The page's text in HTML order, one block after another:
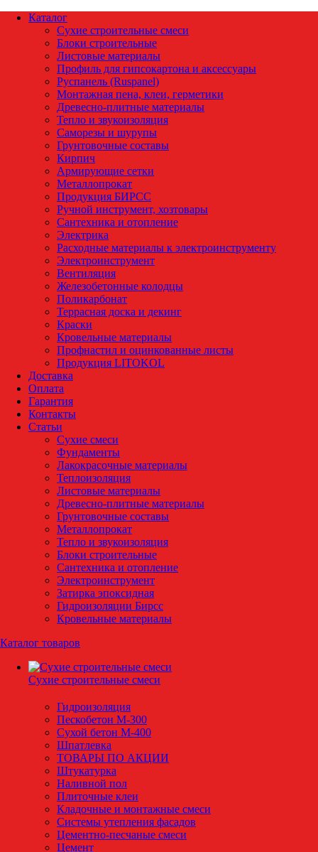
Каталог
Сухие строительные смеси
Блоки строительные
Листовые материалы
Профиль для гипсокартона и аксессуары
Руспанель (Ruspanel)
Монтажная пена, клеи, герметики
Древесно-плитные материалы
Тепло и звукоизоляция
Саморезы и шурупы
Грунтовочные составы
Кирпич
Армирующие сетки
Металлопрокат
Продукция БИРСС
Ручной инструмент, хозтовары
Сантехника и отопление
Электрика
Расходные материалы к электроинструменту
Электроинструмент
Вентиляция
Железобетонные колодцы
Поликарбонат
Террасная доска и декинг
Краски
Кровельные материалы
Профнастил и оцинкованные листы
Продукция LITOKOL
Доставка
Оплата
Гарантия
Контакты
Статьи
Сухие смеси
Фундаменты
Лакокрасочные материалы
Теплоизоляция
Листовые материалы
Древесно-плитные материалы
Грунтовочные составы
Металлопрокат
Тепло и звукоизоляция
Блоки строительные
Сантехника и отопление
Электроинструмент
Затирка эпоксидная
Гидроизоляции Бирсс
Кровельные материалы
Каталог товаров
Сухие строительные смеси
Гидроизоляция
Пескобетон М-300
Сухой бетон М-400
Шпатлевка
ТОВАРЫ ПО АКЦИИ
Штукатурка
Наливной пол
Плиточные клеи
Кладочные и монтажные смеси
Системы утепления фасадов
Цементно-песчаные смеси
Цемент